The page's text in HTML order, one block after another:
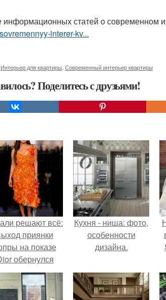
статей о современном
interer-kv...
Интерьер для квартиры Современный интерьер квартиры
Поделитесь с друзьями!
решают всё:
приянки
на показе
обернулся
критики
за небрежного
пошива.
Кухня - ниша: фото,
особенности
дизайна.